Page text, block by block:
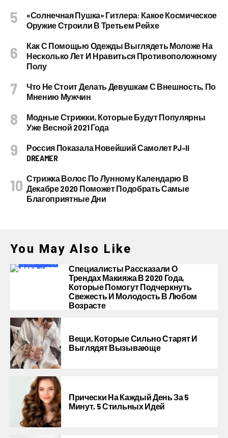
«Солнечная Пушка» Гитлера: Какое Космическое
Оружие Строили В Третьем Рейхе
Как С Помощью Одежды Выглядеть Моложе На
Несколько Лет И Нравиться Противоположному
Полу
Что Не Стоит Делать Девушкам С Внешность, По
Мнению Мужчин
Модные Стрижки, Которые Будут Популярны
Уже Весной 2021 Года
Россия Показала Новейший Самолет PJ–II
DREAMER
Стрижка Волос По Лунному Календарю В
Декабре 2020 Поможет Подобрать Самые
Благоприятные Дни
You May Also Like
Специалисты Рассказали О
Трендах Макияжа В 2020 Года,
Которые Помогут Подчеркнуть
Свежесть И Молодость В Любом
Возрасте
Вещи, Которые Сильно Старят И
Выглядят Вызывающе
Прически На Каждый День За 5
Минут, 5 Стильных Идей